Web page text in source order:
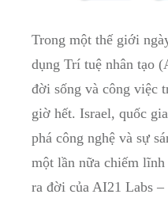
Trong một thế giới
dụng Trí tuệ nhân tạo
đời sống và công việc
giờ hết. Israel, quốc
phá công nghệ và sự
một lần nữa chiếm
ra đời của AI21 Labs